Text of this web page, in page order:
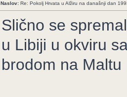
Naslov: Re: Pokolj Hrvata u Alžiru na današnji dan
Slično se
u Libiji u okviru
brodom na Maltu